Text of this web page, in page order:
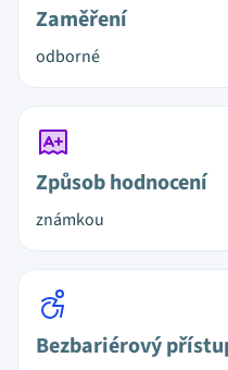
Zaměření
odborné
Způsob hodnocení
známkou
Bezbariérový